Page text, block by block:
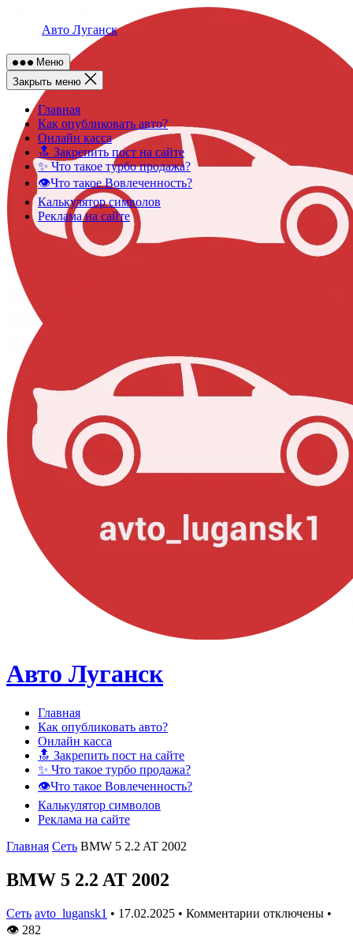
Авто Луганск
Меню
Закрыть меню
Главная
Как опубликовать авто?
Онлайн касса
🔝 Закрепить пост на сайте
✨ Что такое турбо продажа?
👁️Что такое Вовлеченность?
Калькулятор символов
Реклама на сайте
Авто Луганск
Главная
Как опубликовать авто?
Онлайн касса
🔝 Закрепить пост на сайте
✨ Что такое турбо продажа?
👁️Что такое Вовлеченность?
Калькулятор символов
Реклама на сайте
Главная Сеть BMW 5 2.2 AT 2002
BMW 5 2.2 AT 2002
Сеть avto_lugansk1 • 17.02.2025 • Комментарии отключены •
👁 282